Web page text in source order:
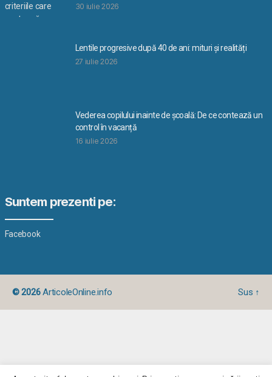
30 iulie 2026
Lentile progresive după 40 de ani: mituri și realități
27 iulie 2026
Vederea copilului inainte de școală: De ce contează un
control în vacanță
16 iulie 2026
Suntem prezenti pe:
Facebook
© 2026ArticoleOnline.info Sus ↑